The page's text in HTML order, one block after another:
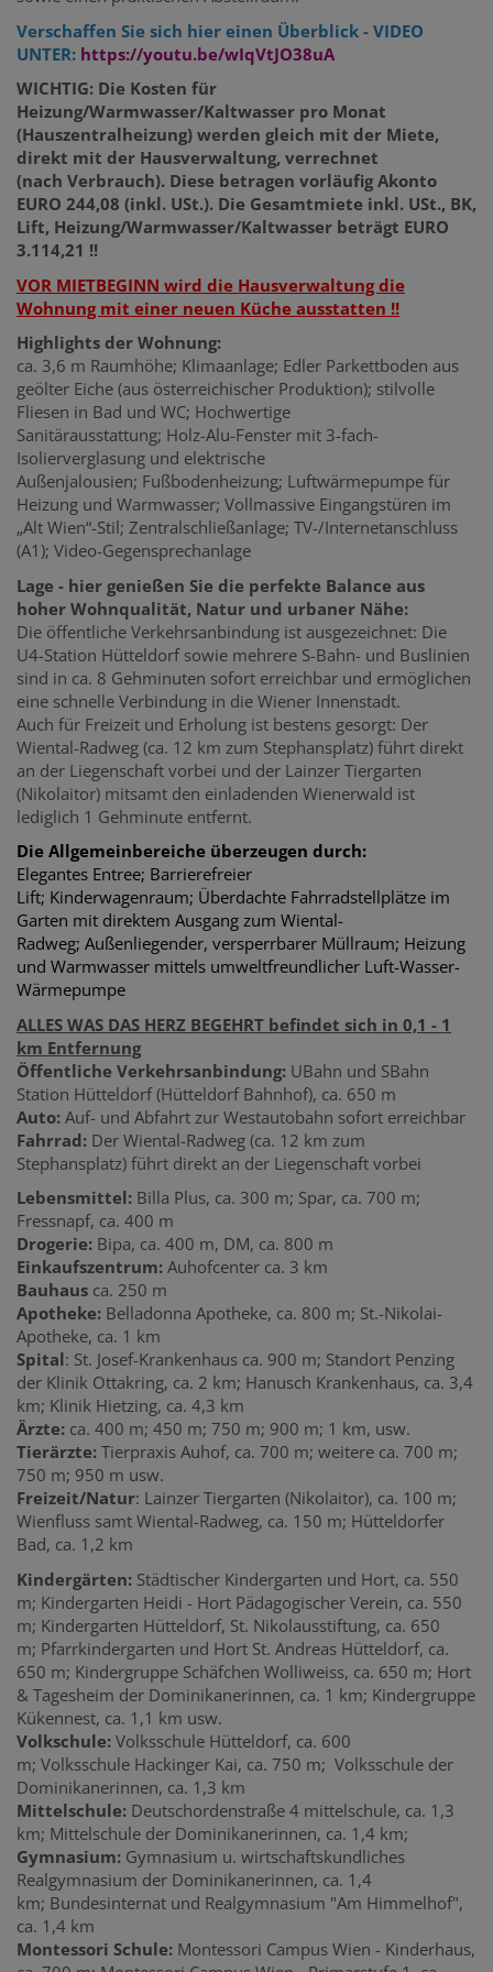
Verschaffen Sie sich hier einen Überblick - VIDEO
UNTER: https://youtu.be/wIqVtJO38uA
WICHTIG: Die Kosten für
Heizung/Warmwasser/Kaltwasser pro Monat
(Hauszentralheizung) werden gleich mit der Miete,
direkt mit der Hausverwaltung, verrechnet
(nach Verbrauch). Diese betragen vorläufig Akonto
EURO 244,08 (inkl. USt.). Die Gesamtmiete inkl. USt., BK,
Lift, Heizung/Warmwasser/Kaltwasser beträgt EURO
3.114,21 !!
VOR MIETBEGINN wird die Hausverwaltung die
Wohnung mit einer neuen Küche ausstatten !!
Highlights der Wohnung:
ca. 3,6 m Raumhöhe; Klimaanlage; Edler Parkettboden aus
geölter Eiche (aus österreichischer Produktion); stilvolle
Fliesen in Bad und WC; Hochwertige
Sanitärausstattung; Holz-Alu-Fenster mit 3-fach-
Isolierverglasung und elektrische
Außenjalousien; Fußbodenheizung; Luftwärmepumpe für
Heizung und Warmwasser; Vollmassive Eingangstüren im
„Alt Wien“-Stil; Zentralschließanlage; TV-/Internetanschluss
(A1); Video-Gegensprechanlage
Lage - hier genießen Sie die perfekte Balance aus
hoher Wohnqualität, Natur und urbaner Nähe:
Die öffentliche Verkehrsanbindung ist ausgezeichnet: Die
U4-Station Hütteldorf sowie mehrere S-Bahn- und Buslinien
sind in ca. 8 Gehminuten sofort erreichbar und ermöglichen
eine schnelle Verbindung in die Wiener Innenstadt.
Auch für Freizeit und Erholung ist bestens gesorgt: Der
Wiental-Radweg (ca. 12 km zum Stephansplatz) führt direkt
an der Liegenschaft vorbei und der Lainzer Tiergarten
(Nikolaitor) mitsamt den einladenden Wienerwald ist
lediglich 1 Gehminute entfernt.
Die Allgemeinbereiche überzeugen durch:
Elegantes Entree; Barrierefreier
Lift; Kinderwagenraum; Überdachte Fahrradstellplätze im
Garten mit direktem Ausgang zum Wiental-
Radweg; Außenliegender, versperrbarer Müllraum; Heizung
und Warmwasser mittels umwelt­freundlicher Luft-Wasser-
Wärmepumpe
ALLES WAS DAS HERZ BEGEHRT befindet sich in 0,1 - 1
km Entfernung
Öffentliche Verkehrsanbindung: UBahn und SBahn
Station Hütteldorf (Hütteldorf Bahnhof), ca. 650 m
Auto: Auf- und Abfahrt zur Westautobahn sofort erreichbar
Fahrrad: Der Wiental-Radweg (ca. 12 km zum
Stephansplatz) führt direkt an der Liegenschaft vorbei
Lebensmittel: Billa Plus, ca. 300 m; Spar, ca. 700 m;
Fressnapf, ca. 400 m
Drogerie: Bipa, ca. 400 m, DM, ca. 800 m
Einkaufszentrum: Auhofcenter ca. 3 km
Bauhaus ca. 250 m
Apotheke: Belladonna Apotheke, ca. 800 m; St.-Nikolai-
Apotheke, ca. 1 km
Spital: St. Josef-Krankenhaus ca. 900 m; Standort Penzing
der Klinik Ottakring, ca. 2 km; Hanusch Krankenhaus, ca. 3,4
km; Klinik Hietzing, ca. 4,3 km
Ärzte: ca. 400 m; 450 m; 750 m; 900 m; 1 km, usw.
Tierärzte: Tierpraxis Auhof, ca. 700 m; weitere ca. 700 m;
750 m; 950 m usw.
Freizeit/Natur: Lainzer Tiergarten (Nikolaitor), ca. 100 m;
Wienfluss samt Wiental-Radweg, ca. 150 m; Hütteldorfer
Bad, ca. 1,2 km
Kindergärten: Städtischer Kindergarten und Hort, ca. 550
m; Kindergarten Heidi - Hort Pädagogischer Verein, ca. 550
m; Kindergarten Hütteldorf, St. Nikolausstiftung, ca. 650
m; Pfarrkindergarten und Hort St. Andreas Hütteldorf, ca.
650 m; Kindergruppe Schäfchen Wolliweiss, ca. 650 m; Hort
& Tagesheim der Dominikanerinnen, ca. 1 km; Kindergruppe
Kükennest, ca. 1,1 km usw.
Volkschule: Volksschule Hütteldorf, ca. 600
m; Volksschule Hackinger Kai, ca. 750 m; Volksschule der
Dominikanerinnen, ca. 1,3 km
Mittelschule: Deutschordenstraße 4 mittelschule, ca. 1,3
km; Mittelschule der Dominikanerinnen, ca. 1,4 km;
Gymnasium: Gymnasium u. wirtschaftskundliches
Realgymnasium der Dominikanerinnen, ca. 1,4
km; Bundesinternat und Realgymnasium "Am Himmelhof",
ca. 1,4 km
Montessori Schule: Montessori Campus Wien - Kinderhaus,